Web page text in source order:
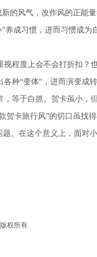
的风气，改作风的正能
养成习惯，进而习惯成为
程度上会不会打折扣？
种“变体”，进而演变成
等于白抓。贺卡虽小，
卡旅行风”的切口虽找
。在这个意义上，面对
权所有